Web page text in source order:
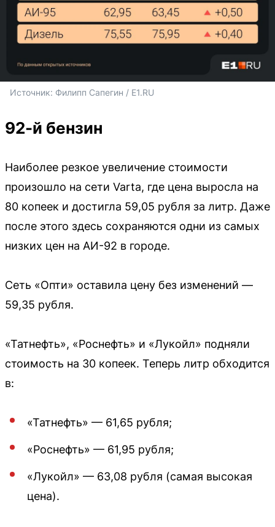
Источник: Филипп Сапегин / E1.RU
92-й бензин
Наиболее резкое увеличение стоимости
произошло на сети Varta, где цена выросла на
80 копеек и достигла 59,05 рубля за литр. Даже
после этого здесь сохраняются одни из самых
низких цен на АИ-92 в городе.
Сеть «Опти» оставила цену без изменений —
59,35 рубля.
«Татнефть», «Роснефть» и «Лукойл» подняли
стоимость на 30 копеек. Теперь литр обходится
в:
«Татнефть» — 61,65 рубля;
«Роснефть» — 61,95 рубля;
«Лукойл» — 63,08 рубля (самая высокая
цена).